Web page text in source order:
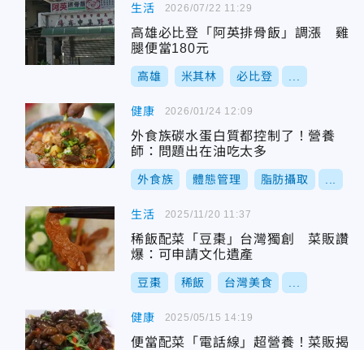
生活
高雄必比登「阿英排骨飯」調漲 雞
腿便當180元
高雄 米其林 必比登
2026/07/22 11:29
健康
外食族碳水蛋白質都控制了！營養
師：問題出在油吃太多
外食族 體態管理 脂肪攝取
2026/01/24 12:09
生活
稀飯配菜「豆棗」台灣獨創 菜販讚
爆：可申請文化遺產
豆棗 稀飯 台灣美食
2025/11/20 11:37
健康
便當配菜「電話線」超營養！菜販揭
2025/05/15 14:19